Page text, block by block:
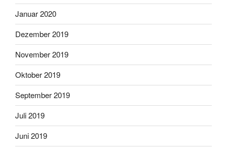
Januar 2020
Dezember 2019
November 2019
Oktober 2019
September 2019
Juli 2019
Juni 2019